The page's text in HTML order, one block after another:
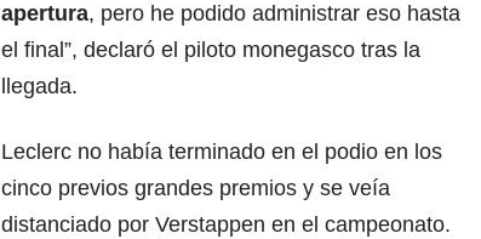
apertura, pero he podido administrar eso hasta
el final”, declaró el piloto monegasco tras la
llegada.
Leclerc no había terminado en el podio en los
cinco previos grandes premios y se veía
distanciado por Verstappen en el campeonato.